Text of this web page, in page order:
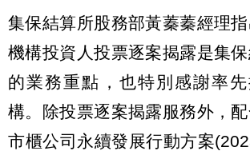
集保結算所股務部黃蓁蓁經理
機構投資人投票逐案揭露是集
的業務重點，也特別感謝率
構。除投票逐案揭露服務外，
市櫃公司永續發展行動方案